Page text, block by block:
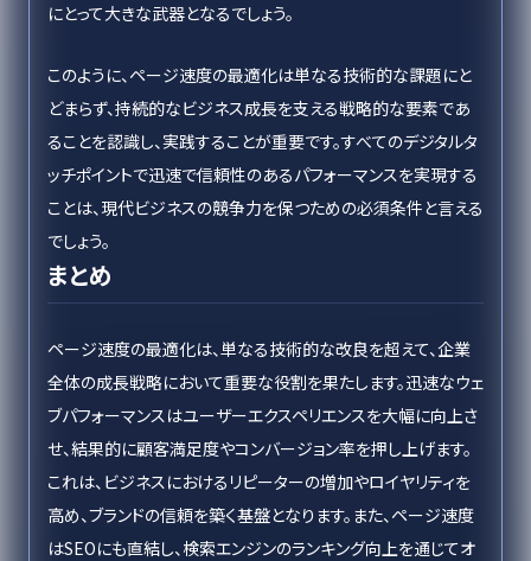
にとって大きな武器となるでしょう。
このように、ページ速度の最適化は単なる技術的な課題にと
どまらず、持続的なビジネス成長を支える戦略的な要素であ
ることを認識し、実践することが重要です。すべてのデジタルタ
ッチポイントで迅速で信頼性のあるパフォーマンスを実現する
ことは、現代ビジネスの競争力を保つための必須条件と言える
でしょう。
まとめ
ページ速度の最適化は、単なる技術的な改良を超えて、企業
全体の成長戦略において重要な役割を果たします。迅速なウェ
ブパフォーマンスはユーザーエクスペリエンスを大幅に向上さ
せ、結果的に顧客満足度やコンバージョン率を押し上げます。
これは、ビジネスにおけるリピーターの増加やロイヤリティを
高め、ブランドの信頼を築く基盤となります。また、ページ速度
はSEOにも直結し、検索エンジンのランキング向上を通じてオ